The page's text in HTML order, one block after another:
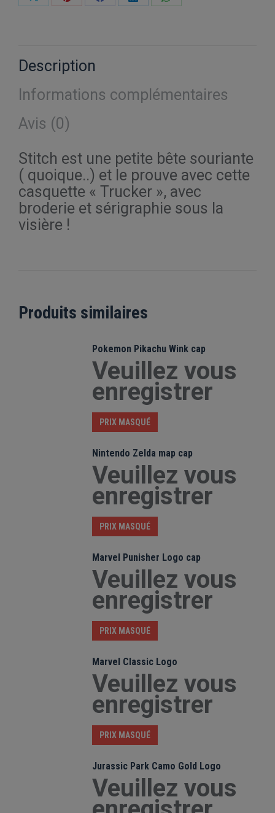
PartagerPartagerPartagerPartagerPartager
Description
Informations complémentaires
Avis (0)
Stitch est une petite bête souriante
( quoique..) et le prouve avec cette
casquette « Trucker », avec
broderie et sérigraphie sous la
visière !
Produits similaires
Pokemon Pikachu Wink cap
Veuillez vous
enregistrer
PRIX MASQUÉ
Nintendo Zelda map cap
Veuillez vous
enregistrer
PRIX MASQUÉ
Marvel Punisher Logo cap
Veuillez vous
enregistrer
PRIX MASQUÉ
Marvel Classic Logo
Veuillez vous
enregistrer
PRIX MASQUÉ
Jurassic Park Camo Gold Logo
Veuillez vous